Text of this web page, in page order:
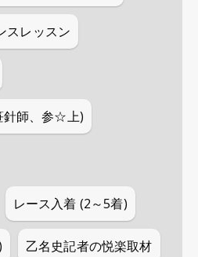
スレッスン
針師、参☆上)
レース入着 (2～5着)
乙名史記者の悦楽取材